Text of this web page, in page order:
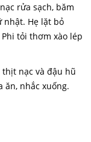
rửa sạch, băm
nhật. Hẹ lặt bỏ
tỏi thơm xào lép
thịt nạc và đậu hũ
ăn, nhắc xuống.